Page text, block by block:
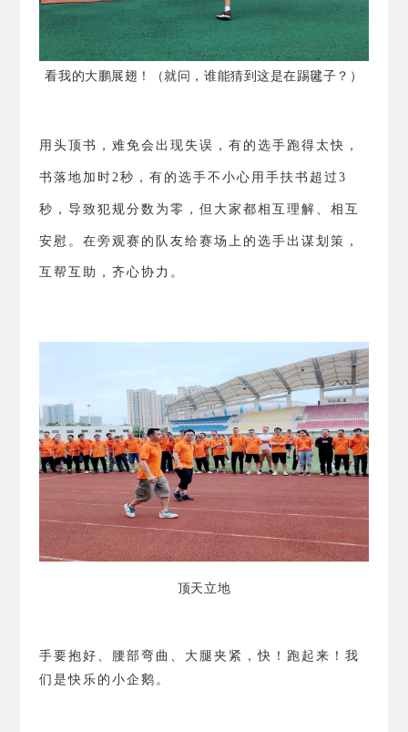
看我的大鹏展翅！（就问，谁能猜到这是在踢毽子？）
用头顶书，难免会出现失误，有的选手跑得太快，
书落地加时 2 秒，有的选手不小心用手扶书超过 3
秒，导致犯规分数为零，但大家都相互理解、相互
安慰。 在旁观赛的队友给赛场上的选手出谋划策，
互帮互助，齐心协力。
顶天立地
手要抱好、腰部弯曲、大腿夹紧，快！跑起来！我
们是快乐的小企鹅。